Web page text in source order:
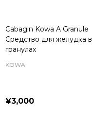
Cabagin Kowa A Granule
Средство для желудка в
гранулах
KOWA
¥3,000